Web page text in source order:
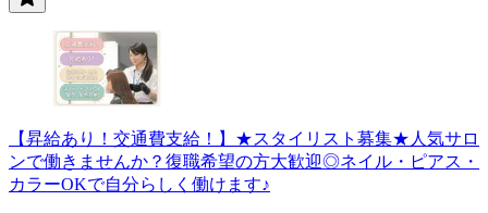
【昇給あり！交通費支給！】★スタイリスト募集★人気サロ
ンで働きませんか？復職希望の方大歓迎◎ネイル・ピアス・
カラーOKで自分らしく働けます♪